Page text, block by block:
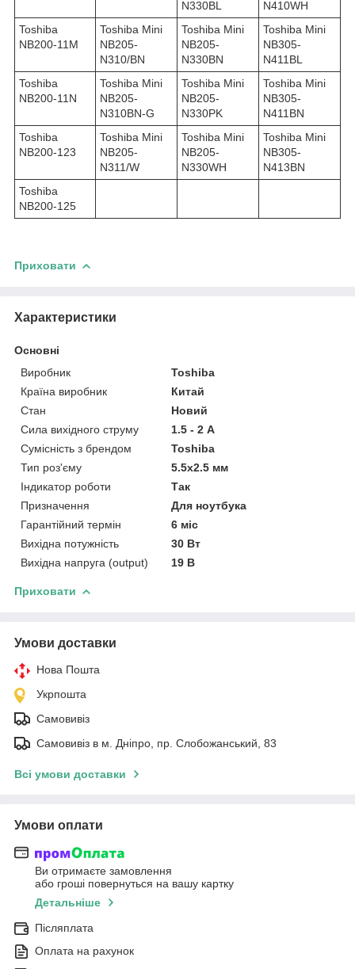
N330BL
N410WH
Toshiba
NB200-11M
Toshiba Mini
NB205-
N310/BN
Toshiba Mini
NB205-
N330BN
Toshiba Mini
NB305-
N411BL
Toshiba
NB200-11N
Toshiba Mini
NB205-
N310BN-G
Toshiba Mini
NB205-
N330PK
Toshiba Mini
NB305-
N411BN
Toshiba
NB200-123
Toshiba Mini
NB205-
N311/W
Toshiba Mini
NB205-
N330WH
Toshiba Mini
NB305-
N413BN
Toshiba
NB200-125
Приховати
Характеристики
Основні
Виробник
Toshiba
Країна виробник
Китай
Стан
Новий
Сила вихідного струму
1.5 - 2 А
Сумісність з брендом
Toshiba
Тип роз'єму
5.5x2.5 мм
Індикатор роботи
Так
Призначення
Для ноутбука
Гарантійний термін
6 міс
Вихідна потужність
30 Вт
Вихідна напруга (output)
19 В
Приховати
Умови доставки
Нова Пошта
Укрпошта
Самовивіз
Самовивіз в м. Дніпро, пр. Слобожанський, 83
Всі умови доставки
Умови оплати
Ви отримаєте замовлення
або гроші повернуться на вашу картку
Детальніше
Післяплата
Оплата на рахунок